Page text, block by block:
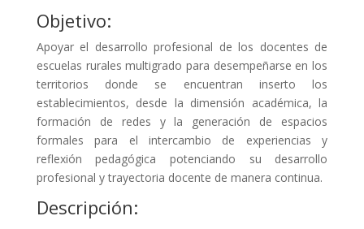
Objetivo:
Apoyar el desarrollo profesional de los docentes de
escuelas rurales multigrado para desempeñarse en los
territorios donde se encuentran inserto los
establecimientos, desde la dimensión académica, la
formación de redes y la generación de espacios
formales para el intercambio de experiencias y
reflexión pedagógica potenciando su desarrollo
profesional y trayectoria docente de manera continua.
Descripción: